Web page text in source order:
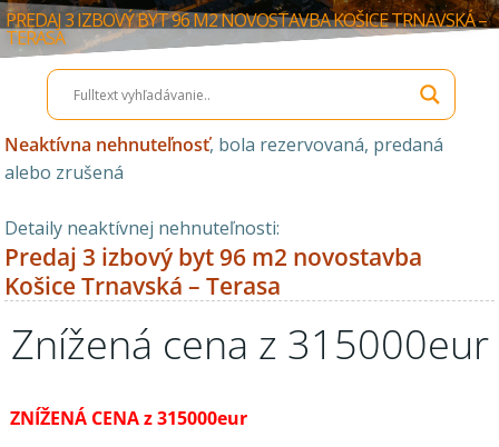
PREDAJ 3 IZBOVÝ BYT 96 M2 NOVOSTAVBA KOŠICE TRNAVSKÁ –
TERASA
Neaktívna nehnuteľnosť, bola rezervovaná, predaná
alebo zrušená
Detaily neaktívnej nehnuteľnosti:
Predaj 3 izbový byt 96 m2 novostavba
Košice Trnavská – Terasa
Znížená cena z 315000eur
ZNÍŽENÁ CENA z 315000eur